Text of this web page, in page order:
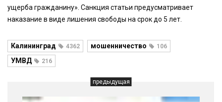
ущерба гражданину». Санкция статьи предусматривает
наказание в виде лишения свободы на срок до 5 лет.
Калининград 4362 мошенничество 106
УМВД 216
предыдущая